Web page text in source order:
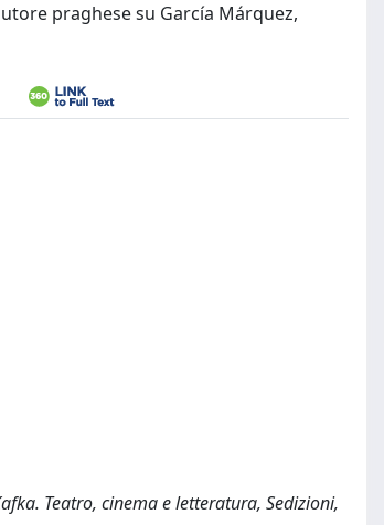
praghese su García Márquez,
Teatro, cinema e letteratura, Sedizioni,